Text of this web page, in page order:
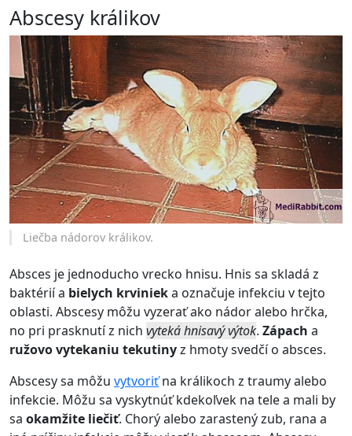
Abscesy králikov
Liečba nádorov králikov.
Absces je jednoducho vrecko hnisu. Hnis sa skladá z
baktérií a bielych krvinieka označuje infekciu v tejto
oblasti. Abscesy môžu vyzerať ako nádor alebo hrčka,
no pri prasknutí z nich vyteká hnisavý výtok. Zápach a
ružovo vytekaniu tekutinyz hmoty svedčí o absces.
Abscesy sa môžu vytvoriťna králikoch z traumy alebo
infekcie. Môžu sa vyskytnúť kdekoľvek na tele a mali by
sa okamžite liečiť. Chorý alebo zarastený zub, rana a